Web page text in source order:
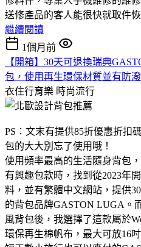
送修產品的客人能很快就取件恢
繼續閱讀
1個月前
【開箱】30天可退換瑞典
包，使用再生環保材質並有防
衣住行育樂 時尚流行
PS：文末有提供85折優惠折扣
包的大大別忘了使用哦！
使用頻率最高的生活隨身背包
有興趣包款時，找到從2023年
料，並有繁體中文網站，提供
的背包品牌GASTON LUGA。
風背包後，我選擇了這款屬於
環保再生棉帆布，最大可放16